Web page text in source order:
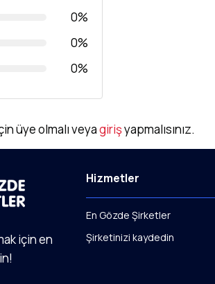
0%
0%
0%
üye olmalı veyagirişyapmalısınız.
için en
Hizmetler
En Gözde Şirketler
Şirketinizi kaydedin